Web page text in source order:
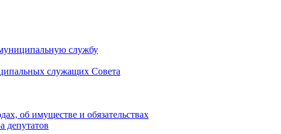
службу
служащих Совета
об имуществе и обязательствах
депутатов